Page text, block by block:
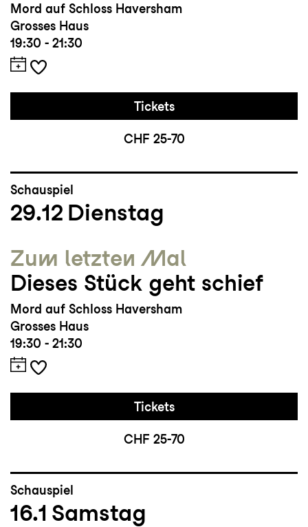
Mord auf Schloss Haversham
Grosses Haus
19:30 - 21:30
Tickets
CHF 25-70
Schauspiel
29.12 Dienstag
Zum letzten Mal
Dieses Stück geht schief
Mord auf Schloss Haversham
Grosses Haus
19:30 - 21:30
Tickets
CHF 25-70
Schauspiel
16.1 Samstag